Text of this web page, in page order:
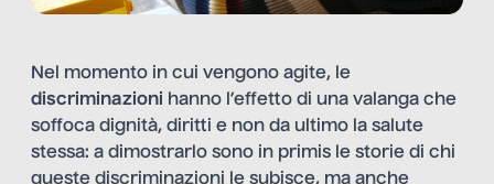
Nel momento in cui vengono agite, le
discriminazioni hanno l’effetto di una valanga che
soffoca dignità, diritti e non da ultimo la salute
stessa: a dimostrarlo sono in primis le storie di chi
queste discriminazioni le subisce, ma anche